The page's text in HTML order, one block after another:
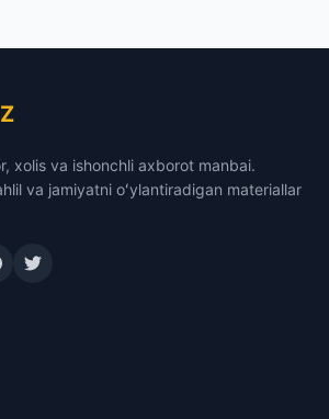
xolis va ishonchli axborot manbai.
va jamiyatni oʻylantiradigan materiallar